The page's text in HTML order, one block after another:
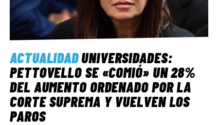
ACTUALIDADUNIVERSIDADES:
PETTOVELLO SE «COMIÓ» UN 28%
DEL AUMENTO ORDENADO POR LA
CORTE SUPREMA Y VUELVEN LOS
PAROS